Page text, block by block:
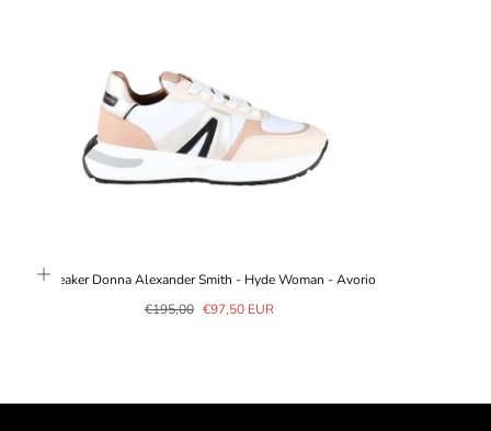
Sneaker Donna Alexander Smith - Hyde Woman - Avorio
Prezzo
€195,00 Prezzo
€97,50 EUR